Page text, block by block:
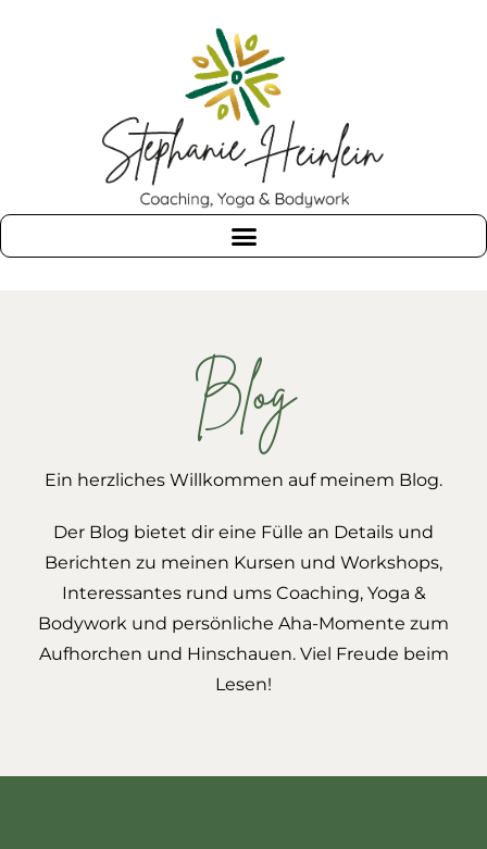
Blog
Ein herzliches Willkommen auf meinem Blog.
Der Blog bietet dir eine Fülle an Details und
Berichten zu meinen Kursen und Workshops,
Interessantes rund ums Coaching, Yoga &
Bodywork und persönliche Aha-Momente zum
Aufhorchen und Hinschauen. Viel Freude beim
Lesen!